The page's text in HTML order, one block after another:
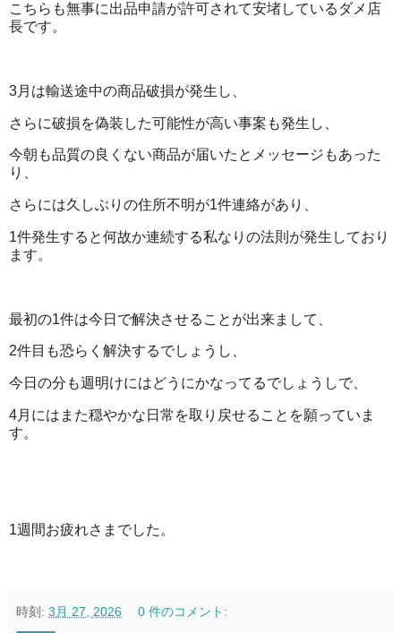
こちらも無事に出品申請が許可されて安堵しているダメ店
長です。
3月は輸送途中の商品破損が発生し、
さらに破損を偽装した可能性が高い事案も発生し、
今朝も品質の良くない商品が届いたとメッセージもあった
り、
さらには久しぶりの住所不明が1件連絡があり、
1件発生すると何故か連続する私なりの法則が発生しており
ます。
最初の1件は今日で解決させることが出来まして、
2件目も恐らく解決するでしょうし、
今日の分も週明けにはどうにかなってるでしょうしで、
4月にはまた穏やかな日常を取り戻せることを願っていま
す。
1週間お疲れさまでした。
時刻: 3月 27, 2026 0 件のコメント: